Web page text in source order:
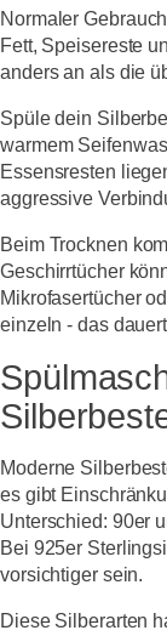
Normaler
Fett, Speisereste
anders an als die
Spüle dein
warmem
Essensresten
aggressive
Beim Trocknen
Geschirrtücher
Mikrofasertücher
einzeln - das
Moderne
es gibt
Unterschied: 90er
Bei 925er
vorsichtiger sein.
Diese Silberarten